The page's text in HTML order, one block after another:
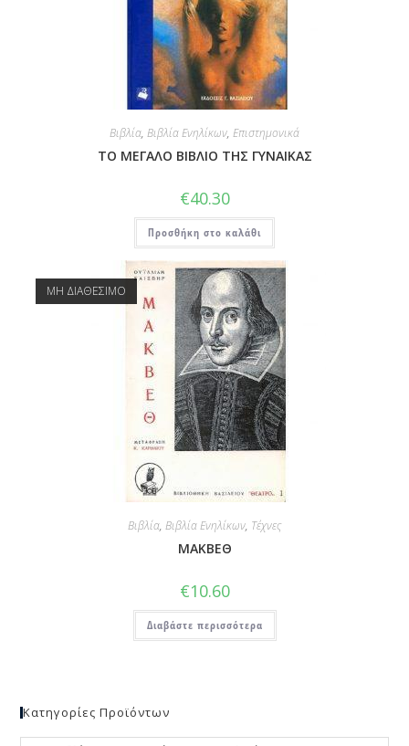
Βιβλία, Βιβλία Ενηλίκων, Επιστημονικά
ΤΟ ΜΕΓΑΛΟ ΒΙΒΛΙΟ ΤΗΣ ΓΥΝΑΙΚΑΣ
€40.30
Προσθήκη στο καλάθι
ΜΗ ΔΙΑΘΕΣΙΜΟ
Βιβλία, Βιβλία Ενηλίκων, Τέχνες
ΜΑΚΒΕΘ
€10.60
Διαβάστε περισσότερα
Κατηγορίες Προϊόντων